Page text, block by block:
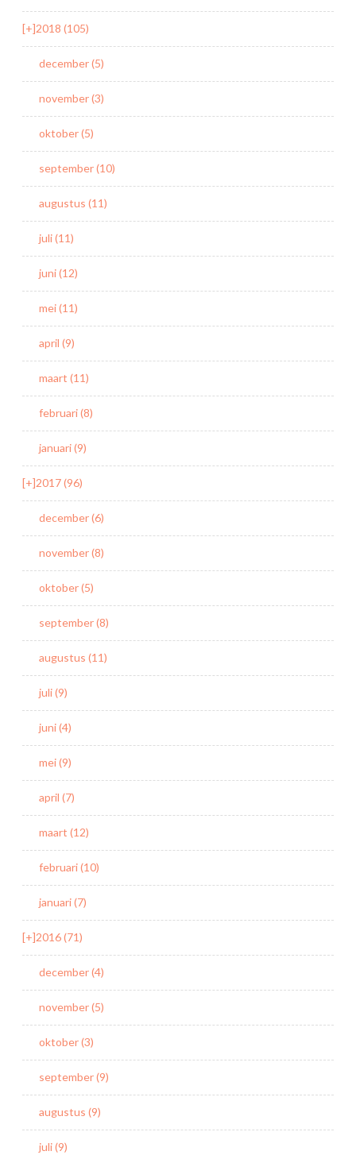
[+]2018 (105)
december (5)
november (3)
oktober (5)
september (10)
augustus (11)
juli (11)
juni (12)
mei (11)
april (9)
maart (11)
februari (8)
januari (9)
[+]2017 (96)
december (6)
november (8)
oktober (5)
september (8)
augustus (11)
juli (9)
juni (4)
mei (9)
april (7)
maart (12)
februari (10)
januari (7)
[+]2016 (71)
december (4)
november (5)
oktober (3)
september (9)
augustus (9)
juli (9)